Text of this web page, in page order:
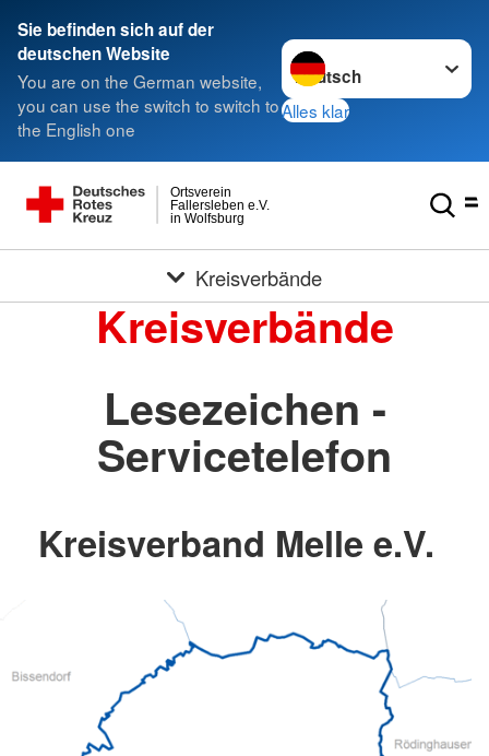
Sie befinden sich auf der
deutschen Website
You are on the German website,
you can use the switch to switch to
the English one
Sprache wechseln zu
Alles klar
in Wolfsburg
Fallersleben e.V.
Ortsverein
Kreisverbände
Kreisverbände
Lesezeichen -
Servicetelefon
Kreisverband Melle e.V.